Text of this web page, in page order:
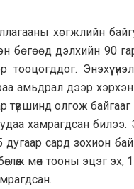
хөгжлийн
бөгөөд дэлхийн 90
тооцогддог. Энэхүү
амьдрал дээр
олгож байгааг
хамрагдсан
сард зохион
мөн тооны эцэг